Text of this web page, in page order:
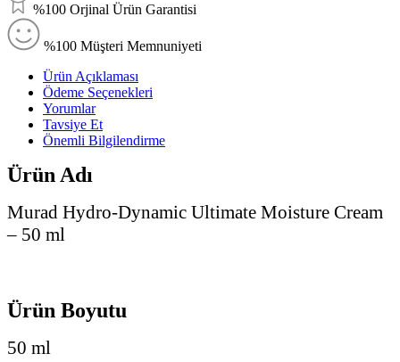
%100 Orjinal Ürün Garantisi
%100 Müşteri Memnuniyeti
Ürün Açıklaması
Ödeme Seçenekleri
Yorumlar
Tavsiye Et
Önemli Bilgilendirme
Ürün Adı
Murad Hydro-Dynamic Ultimate Moisture Cream
– 50 ml
Ürün Boyutu
50 ml